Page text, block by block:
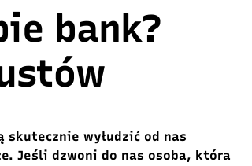
bank?
skutecznie wyłudzić od nas
Jeśli dzwoni do nas osoba, która